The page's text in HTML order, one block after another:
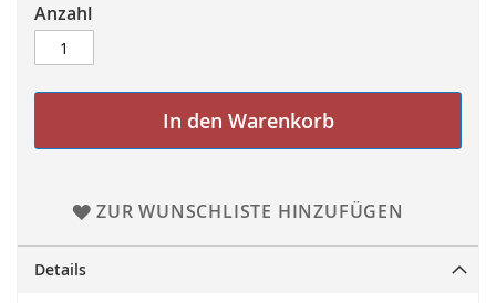
Anzahl
In den Warenkorb
ZUR WUNSCHLISTE HINZUFÜGEN
Details